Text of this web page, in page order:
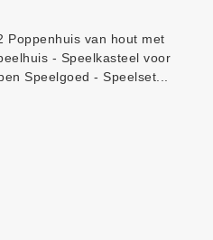
Poppenhuis van hout met
- Speelkasteel voor
Speelgoed - Speelset...